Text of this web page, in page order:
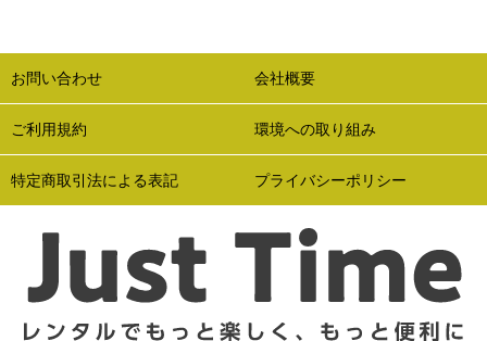
お問い合わせ 会社概要
ご利用規約 環境への取り組み
特定商取引法による表記 プライバシーポリシー